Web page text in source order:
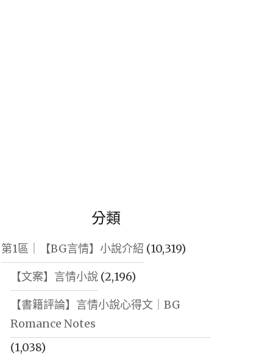
分類
第1區｜【BG言情】小說介紹 (10,319)
【文案】言情小說(2,196)
【書籍評論】言情小說心得文｜BG
Romance Notes
(1,038)